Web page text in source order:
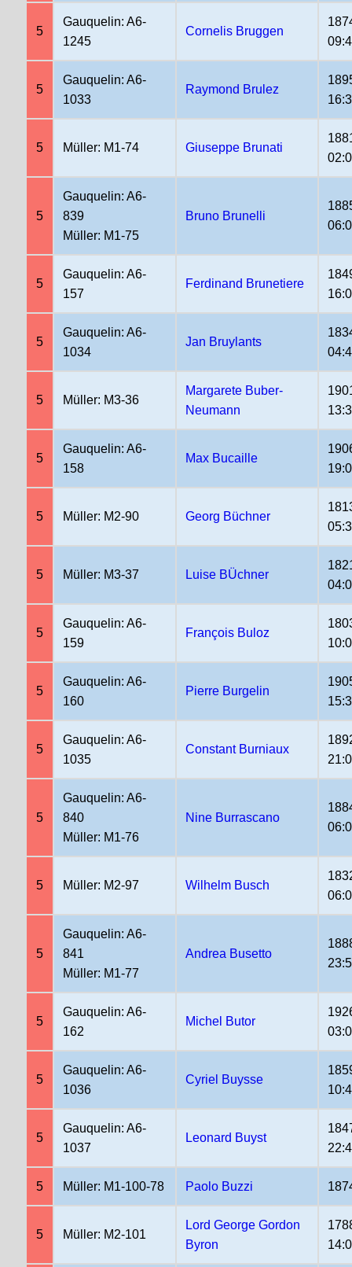
5
Gauquelin: A6-
1245
Cornelis Bruggen
5
Gauquelin: A6-
1033
Raymond Brulez
5 Müller: M1-74 Giuseppe Brunati
5
Gauquelin: A6-
839
Müller: M1-75
Bruno Brunelli
5
Gauquelin: A6-
157
Ferdinand Brunetiere
5
Gauquelin: A6-
1034
Jan Bruylants
5 Müller: M3-36
Margarete Buber-
Neumann
5
Gauquelin: A6-
158
Max Bucaille
5 Müller: M2-90 Georg Büchner
5 Müller: M3-37 Luise BÜchner
5
Gauquelin: A6-
159
François Buloz
5
Gauquelin: A6-
160
Pierre Burgelin
5
Gauquelin: A6-
1035
Constant Burniaux
5
Gauquelin: A6-
840
Müller: M1-76
Nine Burrascano
5 Müller: M2-97 Wilhelm Busch
5
Gauquelin: A6-
841
Müller: M1-77
Andrea Busetto
5
Gauquelin: A6-
162
Michel Butor
5
Gauquelin: A6-
1036
Cyriel Buysse
5
Gauquelin: A6-
1037
Leonard Buyst
5 Müller: M1-100-78 Paolo Buzzi
5 Müller: M2-101
Lord George Gordon
Byron